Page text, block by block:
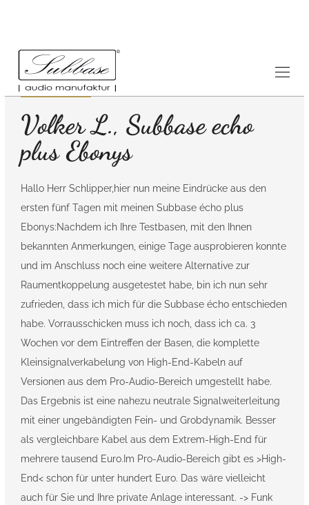
Referenzen 4.12.2015
Volker L., Subbase echo
plus Ebonys
Hallo Herr Schlipper,hier nun meine Eindrücke aus den
ersten fünf Tagen mit meinen Subbase écho plus
Ebonys:Nachdem ich Ihre Testbasen, mit den Ihnen
bekannten Anmerkungen, einige Tage ausprobieren konnte
und im Anschluss noch eine weitere Alternative zur
Raumentkoppelung ausgetestet habe, bin ich nun sehr
zufrieden, dass ich mich für die Subbase écho entschieden
habe. Vorrausschicken muss ich noch, dass ich ca. 3
Wochen vor dem Eintreffen der Basen, die komplette
Kleinsignalverkabelung von High-End-Kabeln auf
Versionen aus dem Pro-Audio-Bereich umgestellt habe.
Das Ergebnis ist eine nahezu neutrale Signalweiterleitung
mit einer ungebändigten Fein- und Grobdynamik. Besser
als vergleichbare Kabel aus dem Extrem-High-End für
mehrere tausend Euro.Im Pro-Audio-Bereich gibt es >High-
End< schon für unter hundert Euro. Das wäre vielleicht
auch für Sie und Ihre private Anlage interessant. -> Funk